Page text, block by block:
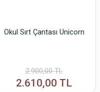
Okul Sırt Çantası Unicorn
2.900,00 TL
2.610,00 TL